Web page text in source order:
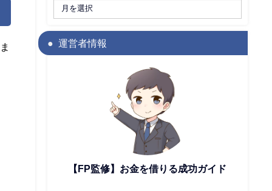
運営者情報
【FP監修】お金を借りる成功ガイド